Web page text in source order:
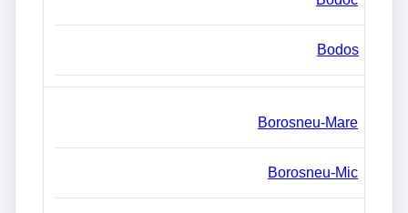
Bodos
Borosneu-Mare
Borosneu-Mic